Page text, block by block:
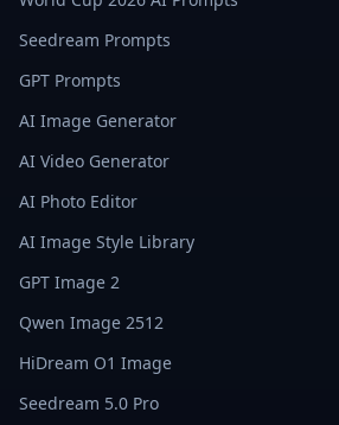
Seedream Prompts
GPT Prompts
AI Image Generator
AI Video Generator
AI Photo Editor
AI Image Style Library
GPT Image 2
Qwen Image 2512
HiDream O1 Image
Seedream 5.0 Pro